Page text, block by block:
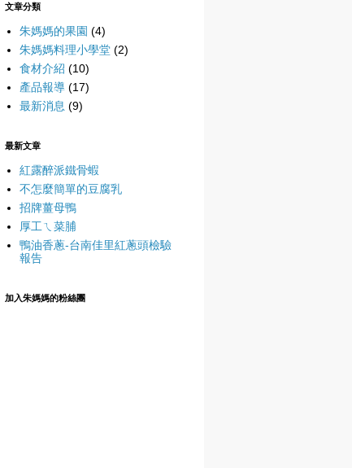
文章分類
朱媽媽的果園 (4)
朱媽媽料理小學堂 (2)
食材介紹 (10)
產品報導 (17)
最新消息 (9)
最新文章
紅露醉派鐵骨蝦
不怎麼簡單的豆腐乳
招牌薑母鴨
厚工ㄟ菜脯
鴨油香蔥-台南佳里紅蔥頭檢驗
報告
加入朱媽媽的粉絲團